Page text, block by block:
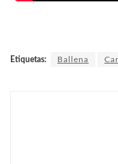
Etiquetas: Ballena